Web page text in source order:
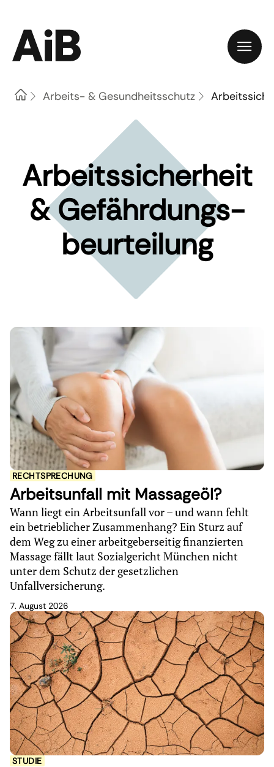
HomeArbeits- & Gesundheitsschutz
Arbeits­sicherheit
& Gefähr­dungs­
beur­teilung
RECHTSPRECHUNG
Arbeitsunfall mit Massageöl?
Wann liegt ein Arbeitsunfall vor – und wann fehlt
ein betrieblicher Zusammenhang? Ein Sturz auf
dem Weg zu einer arbeitgeberseitig finanzierten
Massage fällt laut Sozialgericht München nicht
unter dem Schutz der gesetzlichen
Unfallversicherung.
7. August 2026
STUDIE